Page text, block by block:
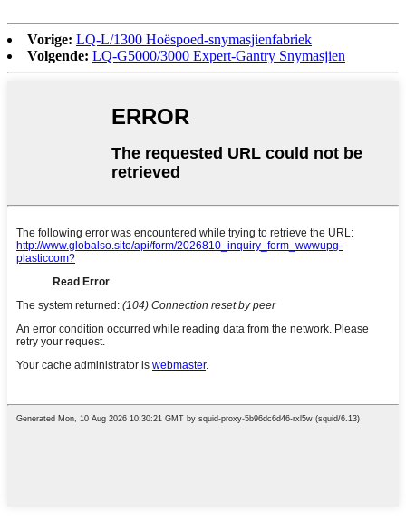
Vorige: LQ-L/1300 Hoëspoed-snymasjienfabriek
Volgende: LQ-G5000/3000 Expert-Gantry Snymasjien